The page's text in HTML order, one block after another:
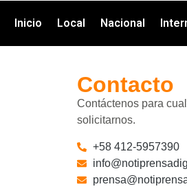
Inicio Local Nacional
Contacto
Contáctenos para
solicitarnos.
+58 412-5957390